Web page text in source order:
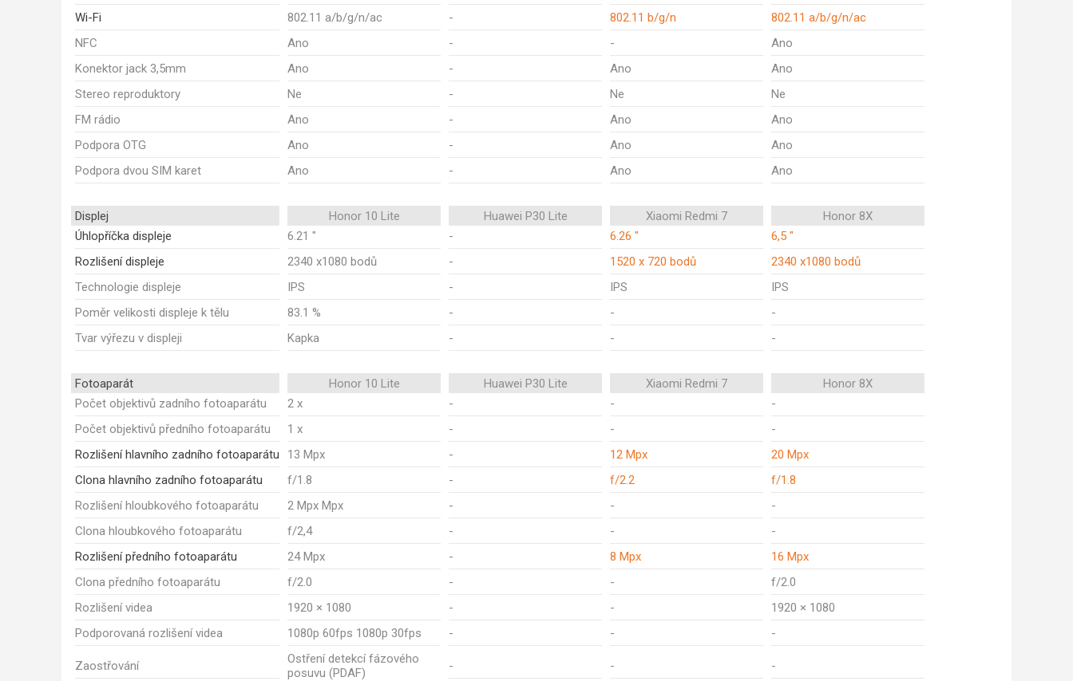
Wi-Fi
802.11 a/b/g/n/ac - 802.11 b/g/n
802.11 a/b/g/n/ac
NFC
Ano - -
Ano
Konektor jack 3,5mm
Ano - Ano
Ano
Stereo reproduktory
Ne - Ne
Ne
FM rádio
Ano - Ano
Ano
Podpora OTG
Ano - Ano
Ano
Podpora dvou SIM karet
Ano - Ano Ano
Displej Honor 10 Lite Huawei P30 Lite Xiaomi Redmi 7
Honor 8X
Úhlopříčka displeje
6.21 " - 6.26 "
6,5 "
Rozlišení displeje
2340 x1080 bodů - 1520 x 720 bodů
2340 x1080 bodů
Technologie displeje
IPS - IPS
IPS
Poměr velikosti displeje k tělu
83.1 % - -
-
Tvar výřezu v displeji
Kapka - - -
Fotoaparát Honor 10 Lite Huawei P30 Lite Xiaomi Redmi 7
Honor 8X
Počet objektivů zadního fotoaparátu
2 x - -
-
Počet objektivů předního fotoaparátu
1 x - -
-
Rozlišení hlavního zadního fotoaparátu
13 Mpx - 12 Mpx
20 Mpx
Clona hlavního zadního fotoaparátu
f/1.8 - f/2.2
f/1.8
Rozlišení hloubkového fotoaparátu
2 Mpx Mpx - -
-
Clona hloubkového fotoaparátu
f/2,4 - -
-
Rozlišení předního fotoaparátu
24 Mpx - 8 Mpx
16 Mpx
Clona předního fotoaparátu
f/2.0 - -
f/2.0
Rozlišení videa
1920 × 1080 - -
1920 × 1080
Podporovaná rozlišení videa
1080p 60fps 1080p 30fps - - -
Zaostřování
Ostření detekcí fázového
posuvu (PDAF)
- - -